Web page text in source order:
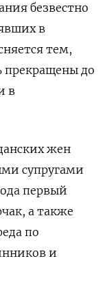
безвестно
в
тем,
прекращены до
в
жен
супругами
первый
а также
по
и